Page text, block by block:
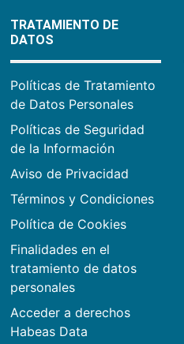
TRATAMIENTO DE
DATOS
Políticas de Tratamiento
de Datos Personales
Políticas de Seguridad
de la Información
Aviso de Privacidad
Términos y Condiciones
Política de Cookies
Finalidades en el
tratamiento de datos
personales
Acceder a derechos
Habeas Data